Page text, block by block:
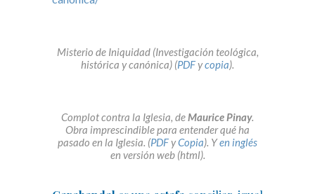
Misterio de Iniquidad (Investigación teológica,
histórica y canónica) (PDFycopia).
Complot contra la Iglesia, deMaurice Pinay.
Obra imprescindible para entender qué ha
pasado en la Iglesia. (PDFyCopia). Yen inglés
en versión web (html).